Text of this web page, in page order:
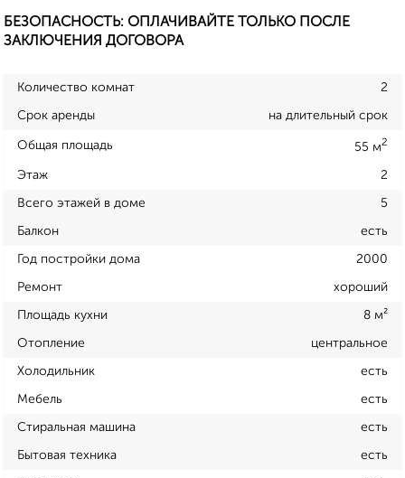
БЕЗОПАСНОСТЬ: ОПЛАЧИВАЙТЕ ТОЛЬКО ПОСЛЕ
ЗАКЛЮЧЕНИЯ ДОГОВОРА
Количество комнат 2
Срок аренды на длительный срок
Общая площадь 55 м2
Этаж 2
Всего этажей в доме 5
Балкон есть
Год постройки дома 2000
Ремонт хороший
Площадь кухни 8 м²
Отопление центральное
Холодильник есть
Мебель есть
Стиральная машина есть
Бытовая техника есть